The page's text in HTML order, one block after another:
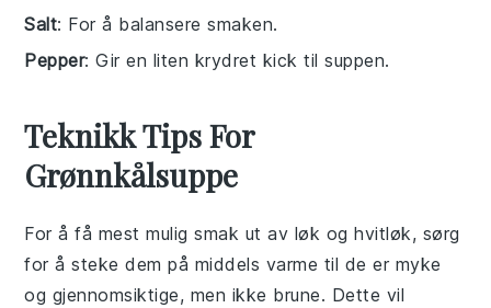
Salt: For å balansere smaken.
Pepper: Gir en liten krydret kick til suppen.
Teknikk Tips For
Grønnkålsuppe
For å få mest mulig smak ut av løk oghvitløk, sørg
for å steke dem på middels varme til de er myke
og gjennomsiktige, men ikke brune. Dette vil